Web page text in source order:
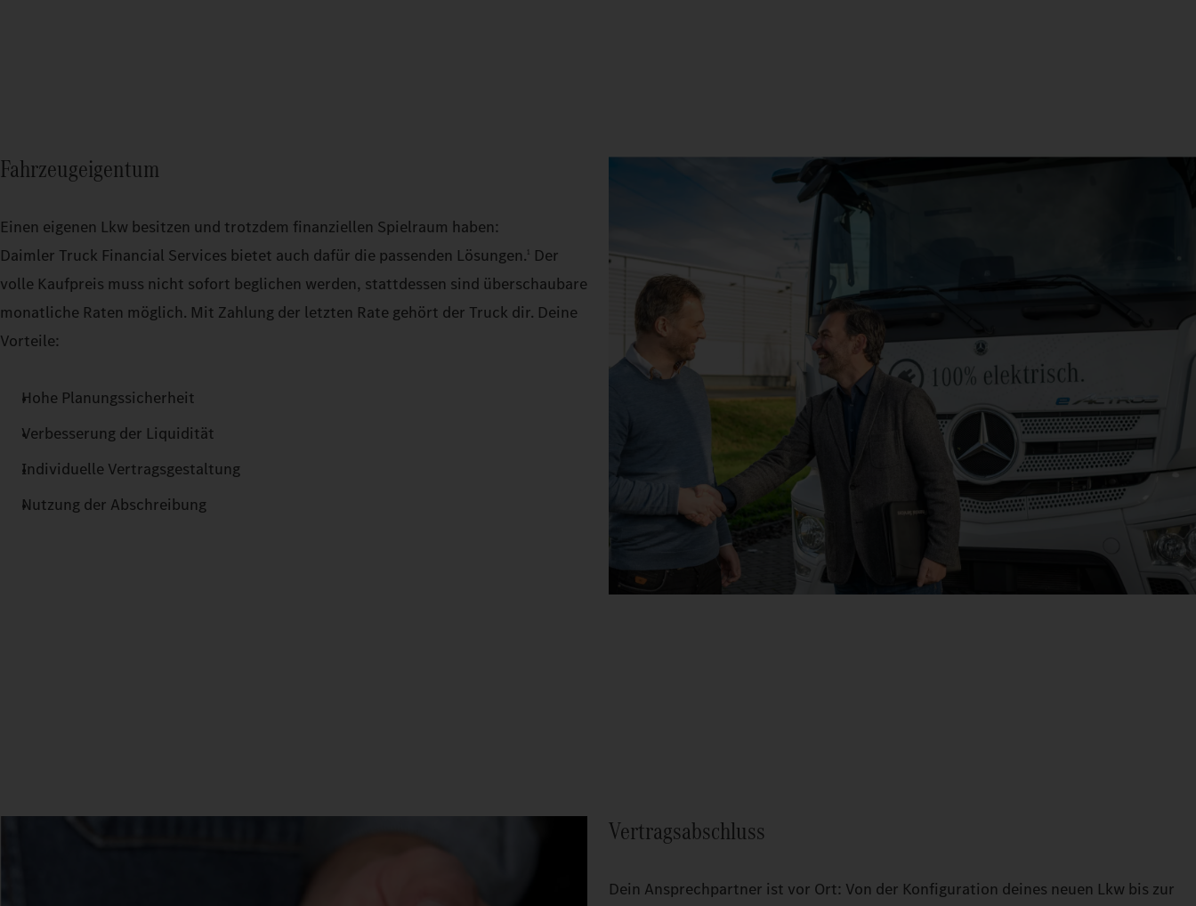
Fahrzeugeigentum
Einen eigenen Lkw besitzen und trotzdem finanziellen Spielraum haben:
Daimler Truck Financial Services bietet auch dafür die passenden Lösungen.1 Der
volle Kaufpreis muss nicht sofort beglichen werden, stattdessen sind überschaubare
monatliche Raten möglich. Mit Zahlung der letzten Rate gehört der Truck dir. Deine
Vorteile:
Hohe Planungssicherheit
Verbesserung der Liquidität
Individuelle Vertragsgestaltung
Nutzung der Abschreibung
Vertragsabschluss
Dein Ansprechpartner ist vor Ort: Von der Konfiguration deines neuen Lkw bis zur